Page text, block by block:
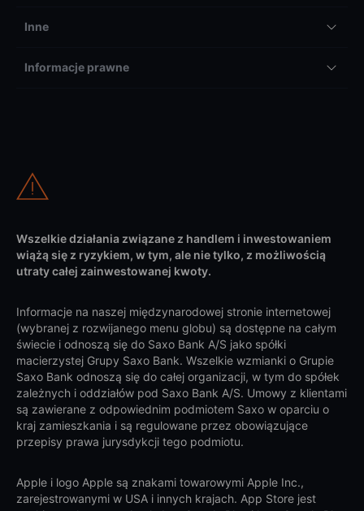
Inne
Informacje prawne
Wszelkie działania związane z handlem i inwestowaniem
wiążą się z ryzykiem, w tym, ale nie tylko, z możliwością
utraty całej zainwestowanej kwoty.
Informacje na naszej międzynarodowej stronie internetowej
(wybranej z rozwijanego menu globu) są dostępne na całym
świecie i odnoszą się do Saxo Bank A/S jako spółki
macierzystej Grupy Saxo Bank. Wszelkie wzmianki o Grupie
Saxo Bank odnoszą się do całej organizacji, w tym do spółek
zależnych i oddziałów pod Saxo Bank A/S. Umowy z klientami
są zawierane z odpowiednim podmiotem Saxo w oparciu o
kraj zamieszkania i są regulowane przez obowiązujące
przepisy prawa jurysdykcji tego podmiotu.
Apple i logo Apple są znakami towarowymi Apple Inc.,
zarejestrowanymi w USA i innych krajach. App Store jest